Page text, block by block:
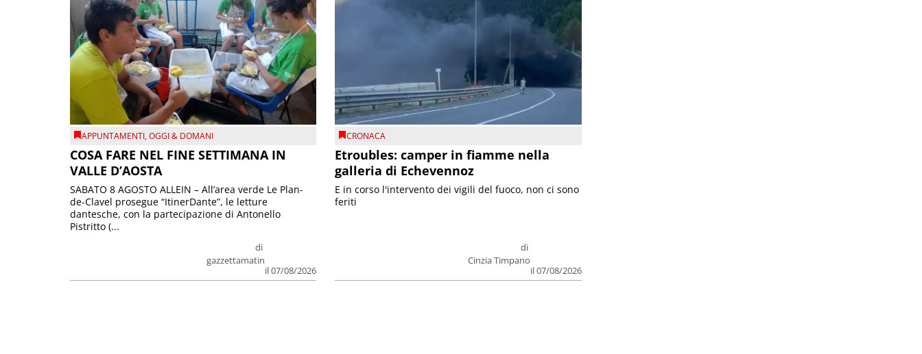
APPUNTAMENTI,OGGI & DOMANI
COSA FARE NEL FINE SETTIMANA IN
VALLE D’AOSTA
di
gazzettamatin
il 07/08/2026
SABATO 8 AGOSTO ALLEIN – All’area verde Le Plan-
de-Clavel prosegue “ItinerDante”, le letture
dantesche, con la partecipazione di Antonello
Pistritto (...
CRONACA
Etroubles: camper in fiamme nella
galleria di Echevennoz
di
Cinzia Timpano
il 07/08/2026
E in corso l'intervento dei vigili del fuoco, non ci sono
feriti